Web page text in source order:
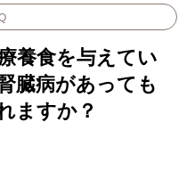
養食を与えてい
臓病があっても
ますか？